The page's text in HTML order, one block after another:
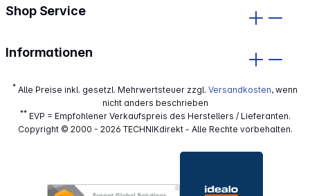
Shop Service
Informationen
* Alle Preise inkl. gesetzl. Mehrwertsteuer zzgl. Versandkosten, wenn
nicht anders beschrieben
**EVP = Empfohlener Verkaufspreis des Herstellers / Lieferanten.
Copyright © 2000 - 2026 TECHNIKdirekt - Alle Rechte vorbehalten.